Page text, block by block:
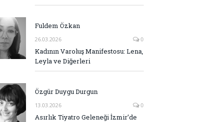
Fuldem Özkan
26.03.2026 0
Kadının Varoluş Manifestosu: Lena,
Leyla ve Diğerleri
Özgür Duygu Durgun
13.03.2026 0
Asırlık Tiyatro Geleneği İzmir’de